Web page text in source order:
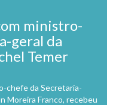
ministro-
geral da
Temer
chefe da Secretaria-
Moreira Franco, recebeu